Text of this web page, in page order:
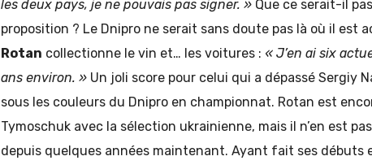
les deux pays, je ne pouvais pas signer. » Que ce serait-il
proposition ? Le Dnipro ne serait sans doute pas là où il est
Rotan collectionne le vin et… les voitures : « J’en ai six
ans environ. » Un joli score pour celui qui a dépassé Sergiy
sous les couleurs du Dnipro en championnat. Rotan est
Tymoschuk avec la sélection ukrainienne, mais il n’en est
depuis quelques années maintenant. Ayant fait ses débuts